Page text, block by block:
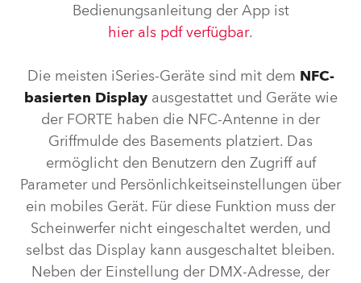
Bedienungsanleitung der App ist
hier als pdf verfügbar.
Die meisten iSeries-Geräte sind mit dem NFC-
basierten Displayausgestattet und Geräte wie
der FORTE haben die NFC-Antenne in der
Griffmulde des Basements platziert. Das
ermöglicht den Benutzern den Zugriff auf
Parameter und Persönlichkeitseinstellungen über
ein mobiles Gerät. Für diese Funktion muss der
Scheinwerfer nicht eingeschaltet werden, und
selbst das Display kann ausgeschaltet bleiben.
Neben der Einstellung der DMX-Adresse, der